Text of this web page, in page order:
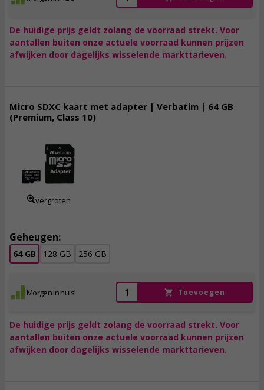
De huidige prijs geldt zolang de voorraad strekt. Voor
aantallen buiten onze actuele voorraad kunnen prijzen
afwijken door dagelijks wisselende markttarieven.
Micro SDXC kaart met adapter | Verbatim | 64 GB
(Premium, Class 10)
vergroten
Geheugen:
64 GB 128 GB 256 GB
Morgen in huis! Toevoegen
De huidige prijs geldt zolang de voorraad strekt. Voor
aantallen buiten onze actuele voorraad kunnen prijzen
afwijken door dagelijks wisselende markttarieven.